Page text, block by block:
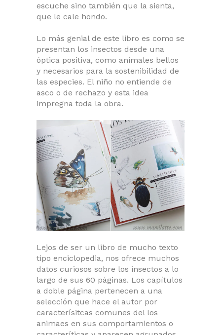
escuche sino también que la sienta,
que le cale hondo.
Lo más genial de este libro es como se
presentan los insectos desde una
óptica positiva, como animales bellos
y necesarios para la sostenibilidad de
las especies. El niño no entiende de
asco o de rechazo y esta idea
impregna toda la obra.
Lejos de ser un libro de mucho texto
tipo enciclopedia, nos ofrece muchos
datos curiosos sobre los insectos a lo
largo de sus 60 páginas. Los capítulos
a doble página pertenecen a una
selección que hace el autor por
caracterísitcas comunes del los
animaes en sus comportamientos o